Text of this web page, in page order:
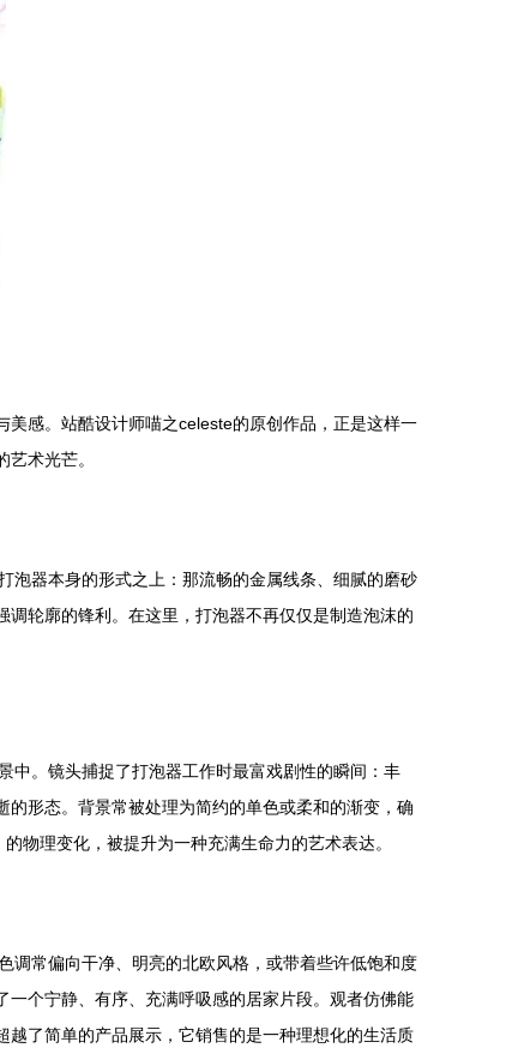
感。站酷设计师喵之celeste的原创作品，正是这样一
术光芒。
泡器本身的形式之上：那流畅的金属线条、细腻的磨砂
轮廓的锋利。在这里，打泡器不再仅仅是制造泡沫的
中。镜头捕捉了打泡器工作时最富戏剧性的瞬间：丰
形态。背景常被处理为简约的单色或柔和的渐变，确
物理变化，被提升为一种充满生命力的艺术表达。
调常偏向干净、明亮的北欧风格，或带着些许低饱和度
个宁静、有序、充满呼吸感的居家片段。观者仿佛能
了简单的产品展示，它销售的是一种理想化的生活质